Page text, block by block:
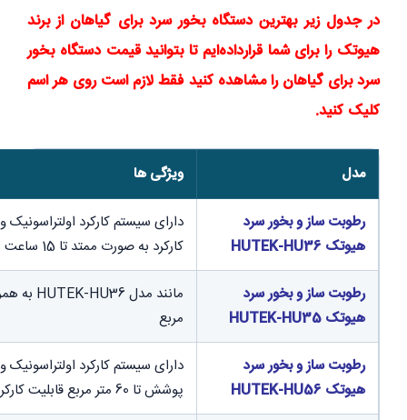
در جدول زیر بهترین دستگاه بخور سرد برای گیاهان از برند
هیوتک را برای شما قرارداده‌ایم تا بتوانید قیمت دستگاه بخور
سرد برای گیاهان را مشاهده کنید فقط لازم است روی هر اسم
کلیک کنید.
مدل ویژگی ها
رطوبت ساز و بخور سرد
هیوتک HUTEK-HU36
کارکرد به صورت ممتد تا 15 ساعت
رطوبت ساز و بخور سرد
هیوتک HUTEK-HU35
مربع
رطوبت ساز و بخور سرد
هیوتک HUTEK-HU56
پوشش تا 60 متر مربع قابلیت کارکرد به صورت ممتد تا 16 ساعت